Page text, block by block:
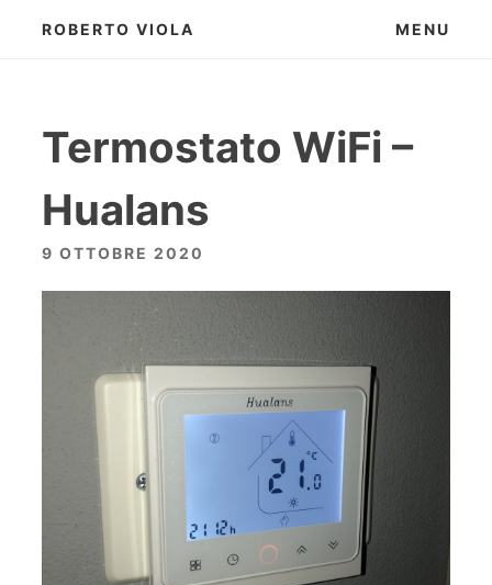
ROBERTO VIOLA MENU
Termostato WiFi –
Hualans
9 OTTOBRE 2020